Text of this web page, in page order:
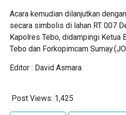
Acara kemudian dilanjutkan
secara simbolis di lahan RT 007
Kapolres Tebo, didampingi Ketua
Tebo dan Forkopimcam
Editor : David Asmara
Post Views: 1,425